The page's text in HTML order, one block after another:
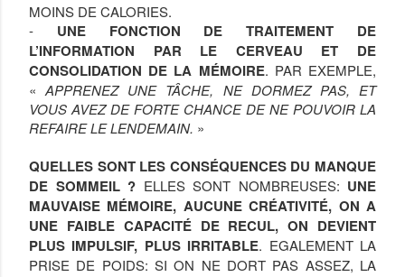
MOINS DE CALORIES.
- UNE FONCTION DE TRAITEMENT DE
L’INFORMATION PAR LE CERVEAU ET DE
CONSOLIDATION DE LA MÉMOIRE. PAR EXEMPLE,
«APPRENEZ UNE TÂCHE, NE DORMEZ PAS, ET
VOUS AVEZ DE FORTE CHANCE DE NE POUVOIR LA
REFAIRE LE LENDEMAIN. »
QUELLES SONT LES CONSÉQUENCES DU MANQUE
DE SOMMEIL ? ELLES SONT NOMBREUSES: UNE
MAUVAISE MÉMOIRE, AUCUNE CRÉATIVITÉ, ON A
UNE FAIBLE CAPACITÉ DE RECUL, ON DEVIENT
PLUS IMPULSIF, PLUS IRRITABLE. EGALEMENT LA
PRISE DE POIDS: SI ON NE DORT PAS ASSEZ, LA